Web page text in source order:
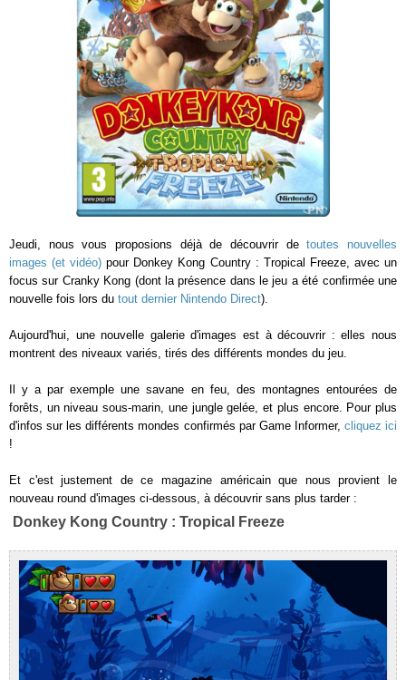
Jeudi, nous vous proposions déjà de découvrir detoutes nouvelles
images (et vidéo) pour Donkey Kong Country : Tropical Freeze, avec un
focus sur Cranky Kong (dont la présence dans le jeu a été confirmée une
nouvelle fois lors du tout dernier Nintendo Direct).
Aujourd'hui, une nouvelle galerie d'images est à découvrir : elles nous
montrent des niveaux variés, tirés des différents mondes du jeu.
Il y a par exemple une savane en feu, des montagnes entourées de
forêts, un niveau sous-marin, une jungle gelée, et plus encore. Pour plus
d'infos sur les différents mondes confirmés par Game Informer, cliquez ici
!
Et c'est justement de ce magazine américain que nous provient le
nouveau round d'images ci-dessous, à découvrir sans plus tarder :
Donkey Kong Country : Tropical Freeze